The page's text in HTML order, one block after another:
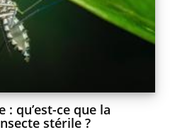
qu’est-ce que la
stérile ?